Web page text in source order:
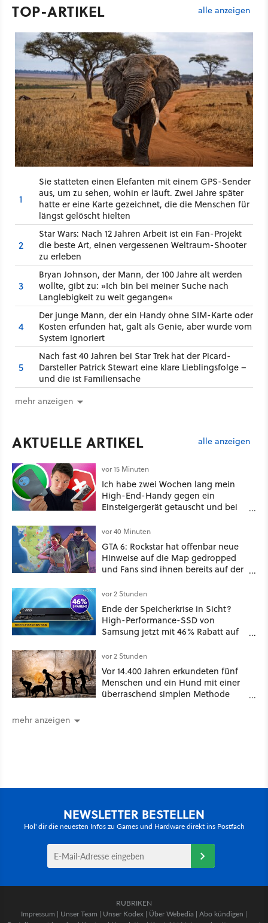
TOP-ARTIKEL alle anzeigen
1
Sie statteten einen Elefanten mit einem GPS-Sender
aus, um zu sehen, wohin er läuft. Zwei Jahre später
hatte er eine Karte gezeichnet, die die Menschen für
längst gelöscht hielten
2
Star Wars: Nach 12 Jahren Arbeit ist ein Fan-Projekt
die beste Art, einen vergessenen Weltraum-Shooter
zu erleben
3
Bryan Johnson, der Mann, der 100 Jahre alt werden
wollte, gibt zu: »Ich bin bei meiner Suche nach
Langlebigkeit zu weit gegangen«
4
Der junge Mann, der ein Handy ohne SIM-Karte oder
Kosten erfunden hat, galt als Genie, aber wurde vom
System ignoriert
5
Nach fast 40 Jahren bei Star Trek hat der Picard-
Darsteller Patrick Stewart eine klare Lieblingsfolge –
und die ist Familiensache
mehr anzeigen
AKTUELLE ARTIKEL alle anzeigen
vor 15 Minuten
Ich habe zwei Wochen lang mein
High-End-Handy gegen ein
Einsteigergerät getauscht und bei
das günstige Smartphone sogar
[Best of GameStar]
vor 40 Minuten
GTA 6: Rockstar hat offenbar neue
Hinweise auf die Map gedropped
und Fans sind ihnen bereits auf der
vor 2 Stunden
Ende der Speicherkrise in Sicht?
High-Performance-SSD von
Samsung jetzt mit 46% Rabatt auf
vor 2 Stunden
Vor 14.400 Jahren erkundeten fünf
Menschen und ein Hund mit einer
überraschend simplen Methode
mehr anzeigen
NEWSLETTER BESTELLEN
Hol' dir die neuesten Infos zu Games und Hardware direkt ins Postfach
RUBRIKEN
Impressum | Unser Team | Unser Kodex | Über Webedia | Abo kündigen |